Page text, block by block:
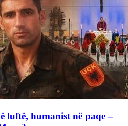
luftë, humanist në paqe –